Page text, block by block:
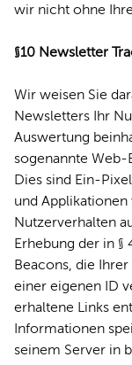
wir nicht ohne
§10 Newsletter
Wir weisen Sie
Newsletters Ihr
Auswertung
sogenannte Web-
Dies sind Ein-
und
Nutzerverhalten
Erhebung der in
Beacons, die
einer eigenen ID
erhaltene Links
Informationen
seinem Server in